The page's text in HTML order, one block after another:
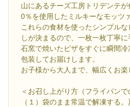
山にあるチーズ工房トリデンテ
0％を使用したミルキーなモッツ
これらの食材を使ったシンプル
しが決まるので、一枚一枚丁寧に
石窯で焼いたピザをすぐに瞬間
包装してお届けします。
お子様から大人まで、幅広くお楽
＜お召し上がり方（フライパンで
（１）袋のまま常温で解凍する